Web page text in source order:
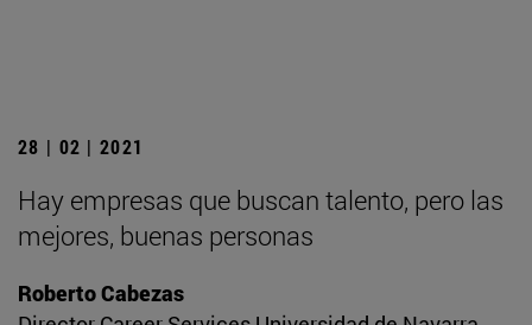
28 | 02 | 2021
Hay empresas que buscan talento, pero las
mejores, buenas personas
Roberto Cabezas